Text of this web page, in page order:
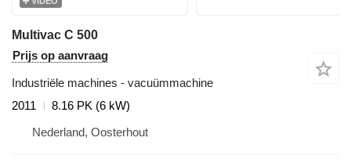
Multivac C 500
Prijs op aanvraag
Industriële machines - vacuümmachine
2011
8.16 PK (6 kW)
Nederland, Oosterhout